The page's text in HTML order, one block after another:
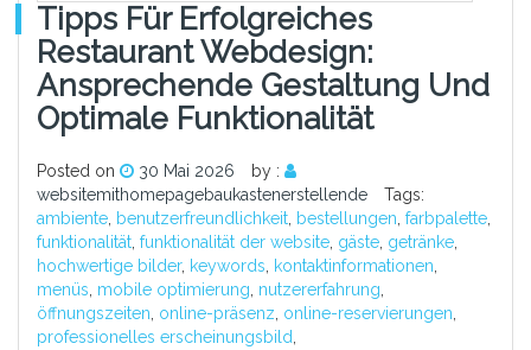
Tipps Für Erfolgreiches
Restaurant Webdesign:
Ansprechende Gestaltung Und
Optimale Funktionalität
Posted on 30 Mai 2026
by :
websitemithomepagebaukastenerstellende
Tags:
ambiente benutzerfreundlichkeit bestellungen farbpalette
funktionalität funktionalität der website gäste getränke
hochwertige bilder, keywords kontaktinformationen
menüs mobile optimierung nutzererfahrung
öffnungszeiten online-präsenz online-reservierungen
professionelles erscheinungsbild